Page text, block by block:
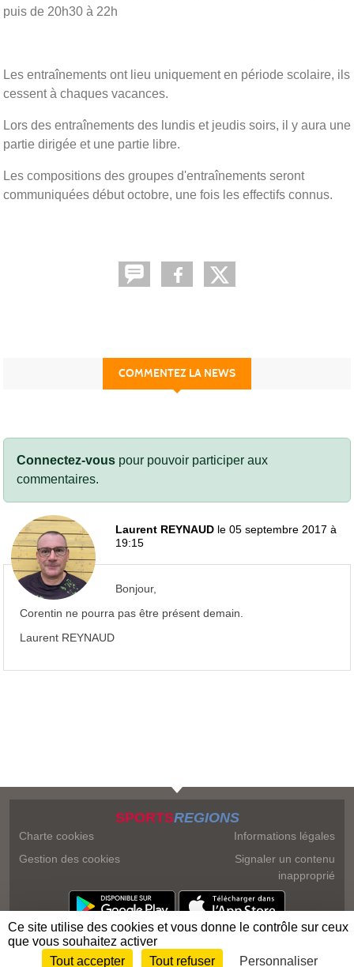
puis de 20h30 à 22h
Les entraînements ont lieu uniquement en période scolaire, ils
cessent à chaques vacances.
Lors des entraînements des lundis et jeudis soirs, il y aura une
partie dirigée et une partie libre.
Les compositions des groupes d'entraînements seront
communiquées début octobre, une fois les effectifs connus.
COMMENTEZ LA NEWS
Connectez-vous pour pouvoir participer aux
commentaires.
Laurent REYNAUD le 05 septembre 2017 à
19:15
Bonjour,
Corentin ne pourra pas être présent demain.
Laurent REYNAUD
SPORTSREGIONS
Charte cookies
Gestion des cookies
Informations légales
Signaler un contenu
inapproprié
Envie de participer ? Connexion
Ce site utilise des cookies et vous donne le contrôle sur ceux
que vous souhaitez activer
Tout accepter
Tout refuser Personnaliser